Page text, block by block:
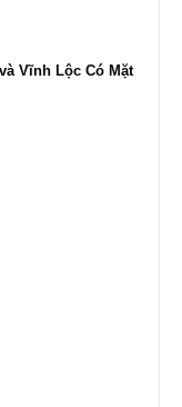
Vĩnh Lộc Có Mặt